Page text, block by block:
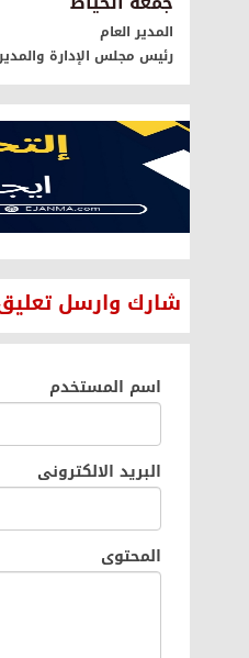
المدير العام
رئيس مجلس الإدارة
شارك وارسل
اسم المستخدم
البريد الالكترونى
المحتوى